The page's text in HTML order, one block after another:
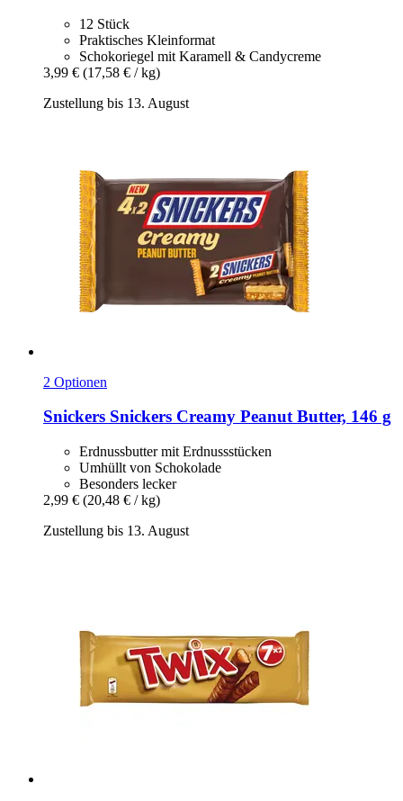
12 Stück
Praktisches Kleinformat
Schokoriegel mit Karamell & Candycreme
3,99 € (17,58 € / kg)
Zustellung bis 13. August
2 Optionen
Snickers Snickers Creamy Peanut Butter, 146 g
Erdnussbutter mit Erdnussstücken
Umhüllt von Schokolade
Besonders lecker
2,99 € (20,48 € / kg)
Zustellung bis 13. August